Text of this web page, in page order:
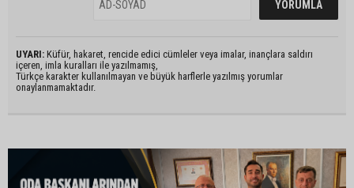
UYARI: Küfür, hakaret, rencide edici cümleler veya imalar, inançlara saldırı
içeren, imla kuralları ile yazılmamış,
Türkçe karakter kullanılmayan ve büyük harflerle yazılmış yorumlar
onaylanmamaktadır.